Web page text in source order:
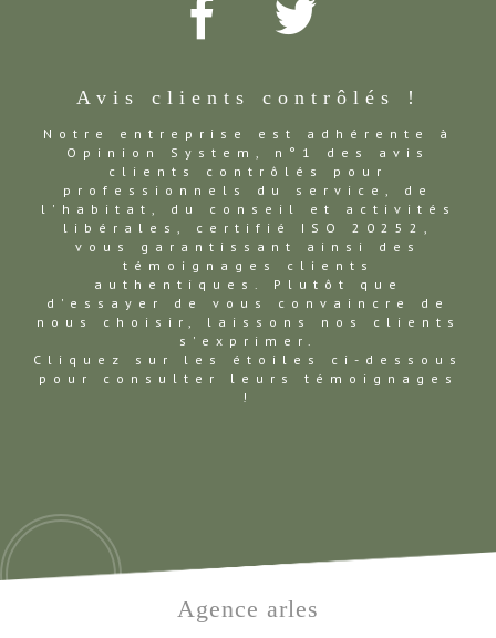
Avis clients contrôlés !
Notre entreprise est adhérente à
Opinion System, n°1 des avis
clients contrôlés pour
professionnels du service, de
l'habitat, du conseil et activités
libérales, certifié ISO 20252,
vous garantissant ainsi des
témoignages clients
authentiques. Plutôt que
d'essayer de vous convaincre de
nous choisir, laissons nos clients
s'exprimer.
Cliquez sur les étoiles ci-dessous
pour consulter leurs témoignages
!
agence arles